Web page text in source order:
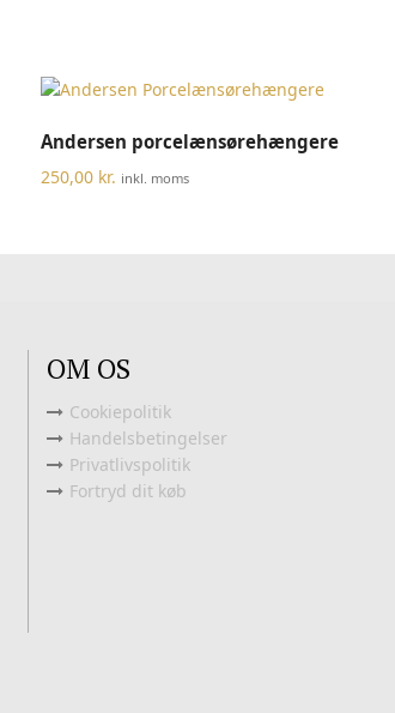
Andersen porcelænsørehængere
250,00 kr. inkl. moms
OM OS
Cookiepolitik
Handelsbetingelser
Privatlivspolitik
Fortryd dit køb